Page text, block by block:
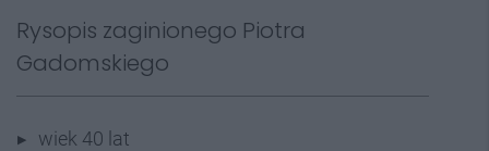
Rysopis zaginionego Piotra
Gadomskiego
wiek 40 lat